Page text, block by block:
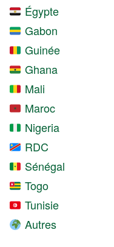
Égypte
Gabon
Guinée
Ghana
Mali
Maroc
Nigeria
RDC
Sénégal
Togo
Tunisie
Autres